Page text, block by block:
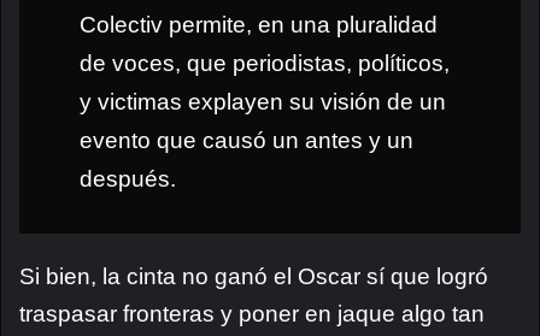
Colectiv permite, en una pluralidad
de voces, que periodistas, políticos,
y victimas explayen su visión de un
evento que causó un antes y un
después.
Si bien, la cinta no ganó el Oscar sí que logró
traspasar fronteras y poner en jaque algo tan